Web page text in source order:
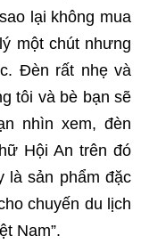
lại không mua
một chút nhưng
Đèn rất nhẹ và
tôi và bè bạn sẽ
nhìn xem, đèn
Hội An trên đó
là sản phẩm đặc
chuyến du lịch
Nam”.